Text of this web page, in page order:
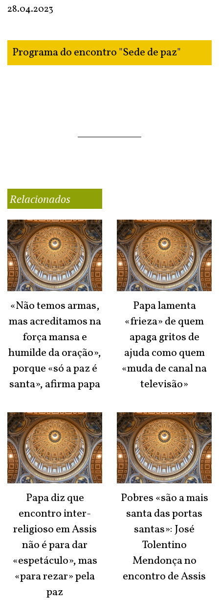
28.04.2023
Programa do encontro "Sede de paz"
Relacionados
«Não temos armas,
mas acreditamos na
força mansa e
humilde da oração»,
porque «só a paz é
santa», afirma papa
Papa lamenta
«frieza» de quem
apaga gritos de
ajuda como quem
«muda de canal na
televisão»
Papa diz que
encontro inter-
religioso em Assis
não é para dar
«espetáculo», mas
«para rezar» pela
paz
Pobres «são a mais
santa das portas
santas»: José
Tolentino
Mendonça no
encontro de Assis